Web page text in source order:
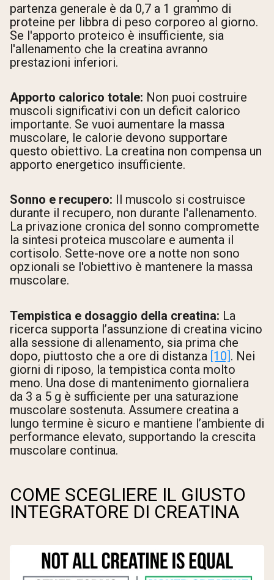
partenza generale è da 0,7 a 1 grammo di
proteine per libbra di peso corporeo al giorno.
Se l'apporto proteico è insufficiente, sia
l'allenamento che la creatina avranno
prestazioni inferiori.
Apporto calorico totale: Non puoi costruire
muscoli significativi con un deficit calorico
importante. Se vuoi aumentare la massa
muscolare, le calorie devono supportare
questo obiettivo. La creatina non compensa un
apporto energetico insufficiente.
Sonno e recupero: Il muscolo si costruisce
durante il recupero, non durante l'allenamento.
La privazione cronica del sonno compromette
la sintesi proteica muscolare e aumenta il
cortisolo. Sette-nove ore a notte non sono
opzionali se l'obiettivo è mantenere la massa
muscolare.
Tempistica e dosaggio della creatina: La
ricerca supporta l’assunzione di creatina vicino
alla sessione di allenamento, sia prima che
dopo, piuttosto che a ore di distanza [10]. Nei
giorni di riposo, la tempistica conta molto
meno. Una dose di mantenimento giornaliera
da 3 a 5 g è sufficiente per una saturazione
muscolare sostenuta. Assumere creatina a
lungo termine è sicuro e mantiene l’ambiente di
performance elevato, supportando la crescita
muscolare continua.
COME SCEGLIERE IL GIUSTO
INTEGRATORE DI CREATINA